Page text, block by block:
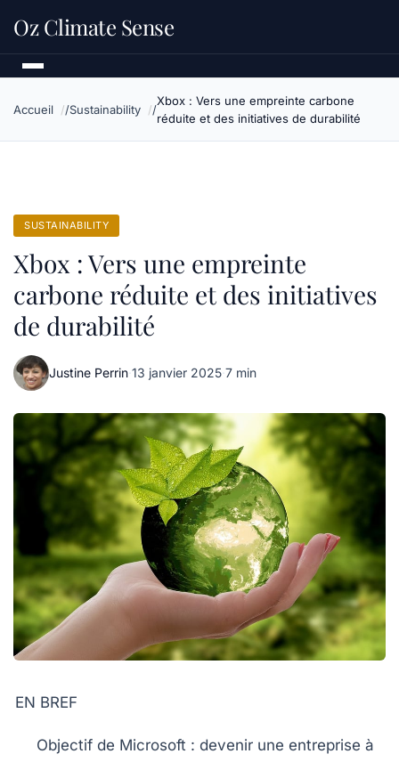
Oz Climate Sense
Accueil Sustainability
Xbox : Vers une empreinte carbone
réduite et des initiatives de durabilité
SUSTAINABILITY
Xbox : Vers une empreinte
carbone réduite et des initiatives
de durabilité
Justine Perrin·13 janvier 2025·7 min
EN BREF
Objectif de Microsoft : devenir une entreprise à